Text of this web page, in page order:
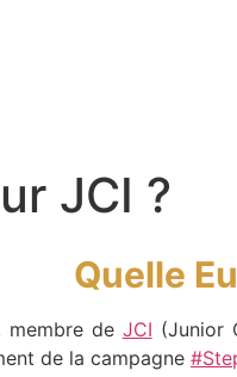
JCI ?
Quelle
membre de JCI (Junior
de la campagne